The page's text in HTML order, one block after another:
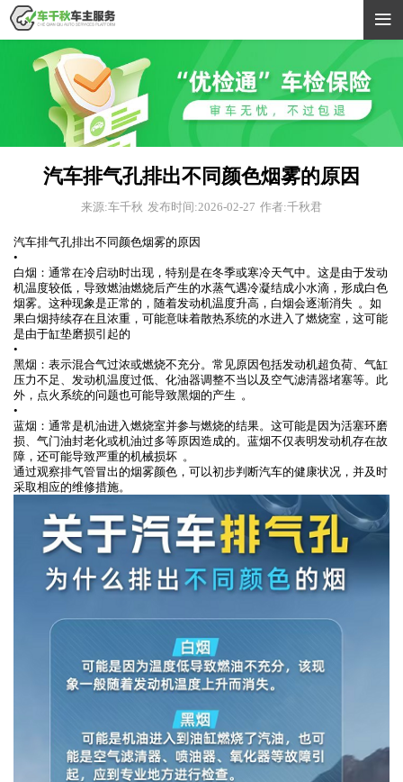

汽车排气孔排出不同颜色烟雾的原因
来源:车千秋 发布时间:2026-02-27 作者:千秋君
汽车排气孔排出不同颜色烟雾的原因
•
白烟：通常在冷启动时出现，特别是在冬季或寒冷天气中。这是由于发动
机温度较低，导致燃油燃烧后产生的水蒸气遇冷凝结成小水滴，形成白色
烟雾。这种现象是正常的，随着发动机温度升高，白烟会逐渐消失⁠⁣ ⁠⁣ 。如
果白烟持续存在且浓重，可能意味着散热系统的水进入了燃烧室，这可能
是由于缸垫磨损引起的⁠⁣ ⁠⁣
•
黑烟：表示混合气过浓或燃烧不充分。常见原因包括发动机超负荷、气缸
压力不足、发动机温度过低、化油器调整不当以及空气滤清器堵塞等。此
外，点火系统的问题也可能导致黑烟的产生⁠⁣ ⁠⁣ 。
•
蓝烟：通常是机油进入燃烧室并参与燃烧的结果。这可能是因为活塞环磨
损、气门油封老化或机油过多等原因造成的。蓝烟不仅表明发动机存在故
障，还可能导致严重的机械损坏⁠⁣ ⁠⁣ 。
通过观察排气管冒出的烟雾颜色，可以初步判断汽车的健康状况，并及时
采取相应的维修措施。